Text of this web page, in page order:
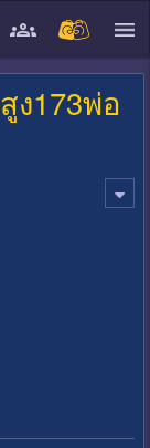
ง173พ่อ
close